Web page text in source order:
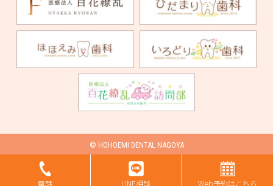
© HOHOEMI DENTAL NAGOYA
電話 LINE相談 Web予約はこちら